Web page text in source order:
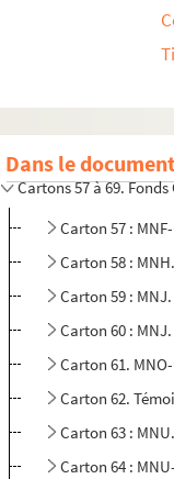
Dans le
Carton 52 : MNG à
Carton 53 : MNT.
Carton 56. Fonds
Cartons 57 à 69.
Carton 57 :
Carton 58 :
Carton 59 :
Carton 60 :
Carton 61.
Carton 62.
Carton 63 :
Carton 64 :